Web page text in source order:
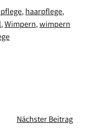
haarpflege
Wimpern wimpern
Nächster Beitrag